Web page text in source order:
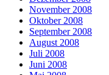
November 2008
Oktober 2008
September 2008
August 2008
Juli 2008
Juni 2008